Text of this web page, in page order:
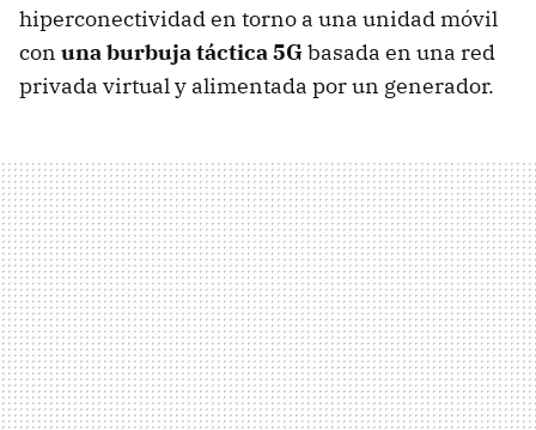
hiperconectividad en torno a una unidad móvil
con una burbuja táctica 5Gbasada en una red
privada virtual y alimentada por un generador.